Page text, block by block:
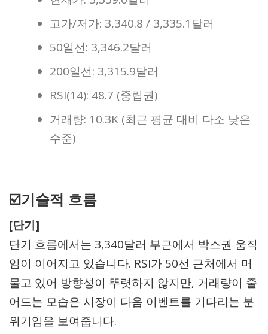
고가/저가: 3,340.8 / 3,335.1달러
50일선: 3,346.2달러
200일선: 3,315.9달러
RSI(14): 48.7 (중립권)
거래량: 10.3K (최근 평균 대비 다소 낮은
수준)
☑️기술적 흐름
[단기]
단기 흐름에서는 3,340달러 부근에서 박스권 움직
임이 이어지고 있습니다. RSI가 50선 근처에서 머
물고 있어 방향성이 뚜렷하지 않지만, 거래량이 줄
어드는 모습은 시장이 다음 이벤트를 기다리는 분
위기임을 보여줍니다.